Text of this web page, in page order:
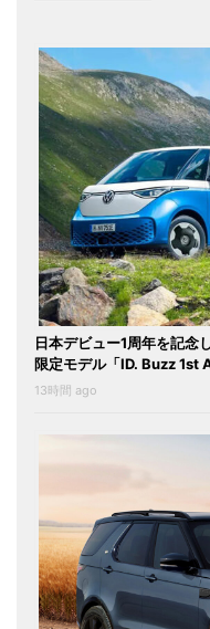
日本デビュー1周年を記念
限定モデル「ID. Buzz
13時間 ago